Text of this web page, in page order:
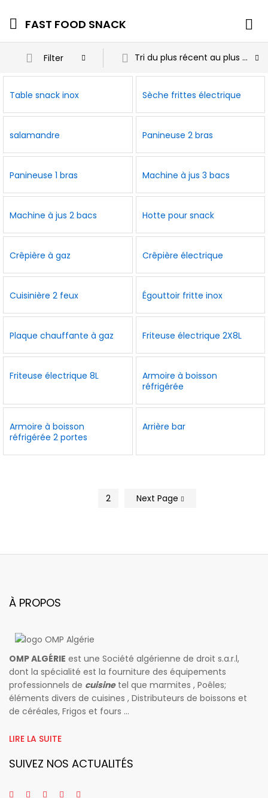
FAST FOOD SNACK
Filter Tri du plus récent au plus ancien
Table snack inox Sèche frittes électrique
salamandre Panineuse 2 bras
Panineuse 1 bras Machine à jus 3 bacs
Machine à jus 2 bacs Hotte pour snack
Crêpière à gaz Crêpière électrique
Cuisinière 2 feux Égouttoir fritte inox
Plaque chauffante à gaz Friteuse électrique 2X8L
Friteuse électrique 8L
Armoire à boisson
réfrigérée
Armoire à boisson
réfrigérée 2 portes
Arrière bar
2 Next Page
À PROPOS
OMP ALGÉRIE est une Société algérienne de droit s.a.r.l,
dont la spécialité est la fourniture des équipements
professionnels de cuisine tel que marmites , Poêles;
éléments divers de cuisines , Distributeurs de boissons et
de céréales, Frigos et fours ...
LIRE LA SUITE
SUIVEZ NOS ACTUALITÉS